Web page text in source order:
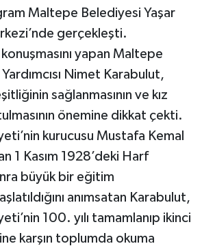
Maltepe Belediyesi Yaşar
gerçekleşti.
konuşmasını yapan Maltepe
Nimet Karabulut,
sağlanmasının ve kız
önemine dikkat çekti.
kurucusu Mustafa Kemal
1 Kasım 1928’deki Harf
büyük bir eğitim
anımsatan Karabulut,
100. yılı tamamlanıp ikinci
karşın toplumda okuma